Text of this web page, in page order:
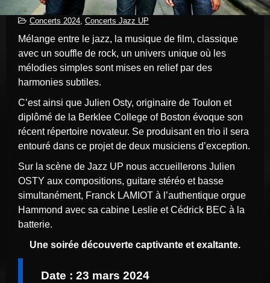
Concerts 2024, Concerts Jazz UP
Mélange entre le jazz, la musique de film, classique
avec un souffle de rock, un univers unique où les
mélodies simples sont mises en relief par des
harmonies subtiles.
C’est ainsi que Julien Osty, originaire de Toulon et
diplômé de la Berklee College of Boston évoque son
récent répertoire novateur. Se produisant en trio il sera
entouré dans ce projet de deux musiciens d’exception.
Sur la scène de Jazz UP nous accueillerons Julien
OSTY aux compositions, guitare stéréo et basse
simultanément, Franck LAMIOT à l’authentique orgue
Hammond avec sa cabine Leslie et Cédrick BEC à la
batterie.
Une soirée découverte captivante et exaltante.
Date : 23 mars 2024